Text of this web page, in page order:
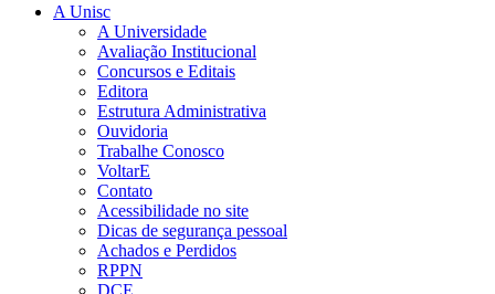
A Unisc
A Universidade
Avaliação Institucional
Concursos e Editais
Editora
Estrutura Administrativa
Ouvidoria
Trabalhe Conosco
VoltarE
Contato
Acessibilidade no site
Dicas de segurança pessoal
Achados e Perdidos
RPPN
DCE